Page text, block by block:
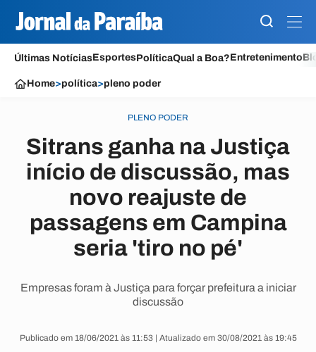
Últimas NotíciasEsportesPolíticaQual a Boa?Entretenimento
Home>política>pleno poder
PLENO PODER
Sitrans ganha na Justiça
início de discussão, mas
novo reajuste de
passagens em Campina
seria 'tiro no pé'
Empresas foram à Justiça para forçar prefeitura a iniciar
discussão
Publicado em 18/06/2021 às 11:53 | Atualizado em 30/08/2021 às 19:45